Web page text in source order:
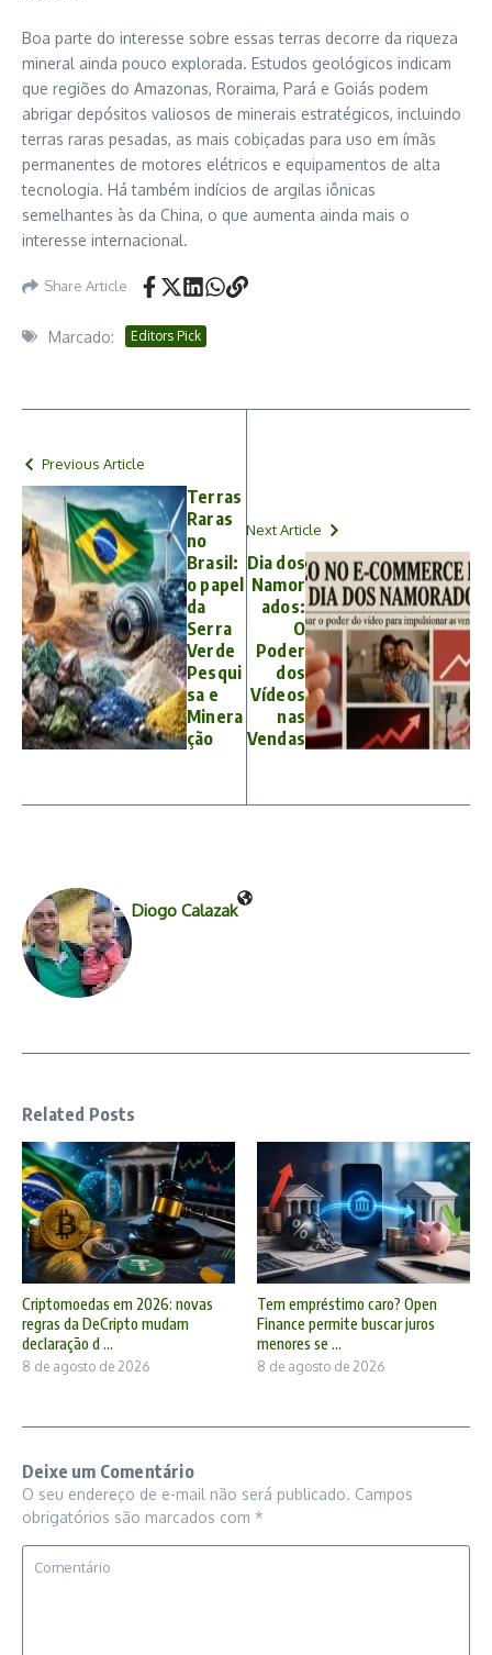
Boa parte do interesse sobre essas terras decorre da riqueza
mineral ainda pouco explorada. Estudos geológicos indicam
que regiões do Amazonas, Roraima, Pará e Goiás podem
abrigar depósitos valiosos de minerais estratégicos, incluindo
terras raras pesadas, as mais cobiçadas para uso em ímãs
permanentes de motores elétricos e equipamentos de alta
tecnologia. Há também indícios de argilas iônicas
semelhantes às da China, o que aumenta ainda mais o
interesse internacional.
Share Article
Marcado: Editors Pick
Previous Article
Terras
Raras
no
Brasil:
o papel
da
Serra
Verde
Pesqui
sa e
Minera
ção
Next Article
Dia dos
Namor
ados:
O
Poder
dos
Vídeos
nas
Vendas
Diogo Calazak
Related Posts
Criptomoedas em 2026: novas
regras da DeCripto mudam
declaração d ...
8 de agosto de 2026
Tem empréstimo caro? Open
Finance permite buscar juros
menores se ...
8 de agosto de 2026
Deixe um Comentário
O seu endereço de e-mail não será publicado. Campos
obrigatórios são marcados com *